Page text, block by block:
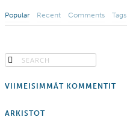
Popular Recent Comments Tags
VIIMEISIMMÄT KOMMENTIT
ARKISTOT